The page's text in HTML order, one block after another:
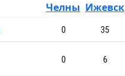
Челны Ижевск
0 35
0 6